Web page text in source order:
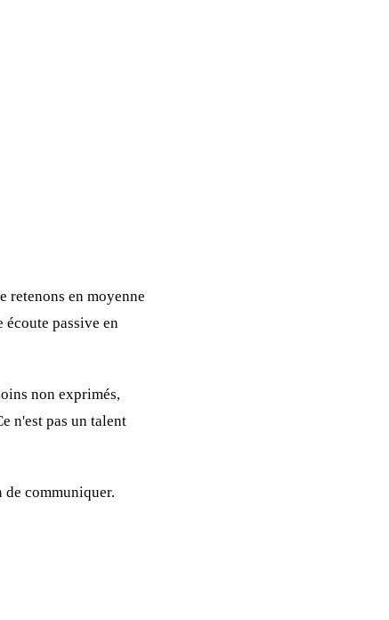
retenons en moyenne
écoute passive en
non exprimés,
n'est pas un talent
communiquer.